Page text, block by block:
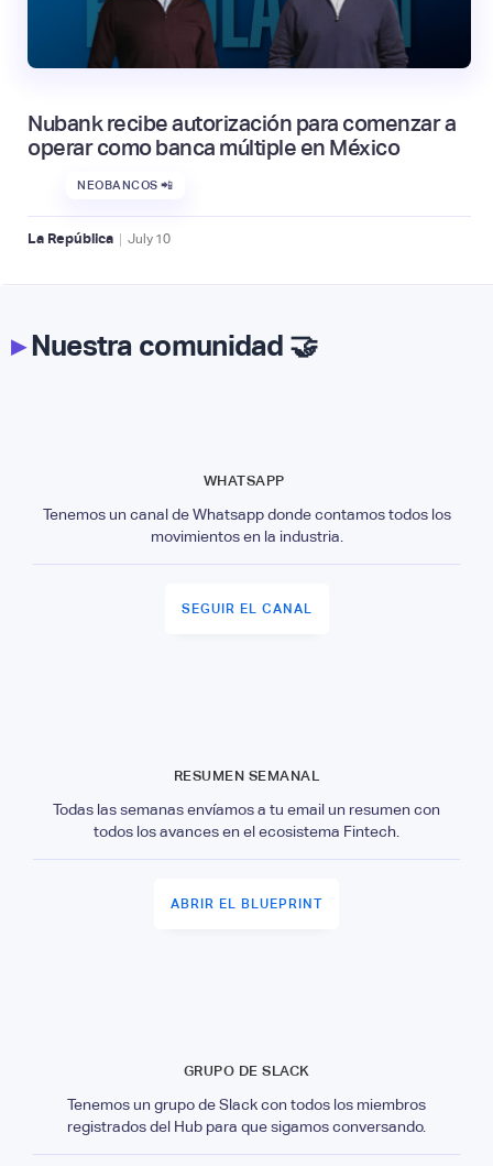
Nubank recibe autorización para comenzar a
operar como banca múltiple en México
NEOBANCOS 📲
La República | July 10
▸Nuestra comunidad 🤝
WHATSAPP
Tenemos un canal de Whatsapp donde contamos todos los
movimientos en la industria.
SEGUIR EL CANAL
RESUMEN SEMANAL
Todas las semanas envíamos a tu email un resumen con
todos los avances en el ecosistema Fintech.
ABRIR EL BLUEPRINT
GRUPO DE SLACK
Tenemos un grupo de Slack con todos los miembros
registrados del Hub para que sigamos conversando.